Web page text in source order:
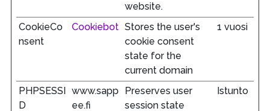
website.
CookieCo
nsent
Cookiebot Stores the user's
cookie consent
state for the
current domain
1 vuosi
PHPSESSI
D
www.sapp
ee.fi
Preserves user
session state
Istunto